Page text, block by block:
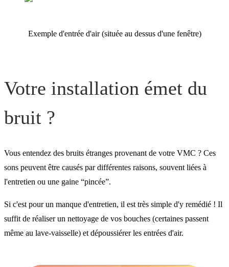
Exemple d'entrée d'air (située au dessus d'une fenêtre)
Votre installation émet du
bruit ?
Vous entendez des bruits étranges provenant de votre VMC ? Ces
sons peuvent être causés par différentes raisons, souvent liées à
l'entretien ou une gaine “pincée”.
Si c'est pour un manque d'entretien, il est très simple d'y remédié ! Il
suffit de réaliser un nettoyage de vos bouches (certaines passent
même au lave-vaisselle) et dépoussiérer les entrées d'air.